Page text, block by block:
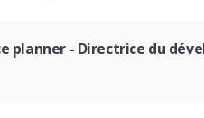
planner- Directrice du